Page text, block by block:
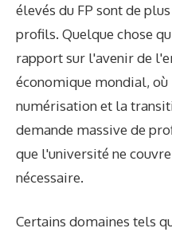
élevés du FP sont de
profils. Quelque chose
rapport sur l'avenir de
économique mondial,
numérisation et la
demande massive de
que l'université ne
nécessaire.
Certains domaines tels